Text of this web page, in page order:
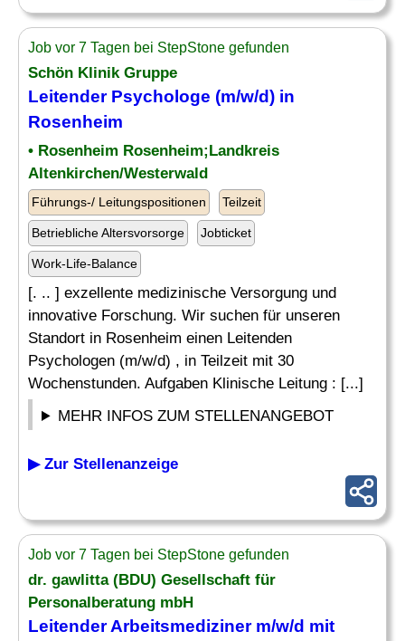
Job vor 7 Tagen bei StepStone gefunden
Schön Klinik Gruppe
LeitenderPsychologe (m/w/d) in
Rosenheim
• Rosenheim Rosenheim;Landkreis
Altenkirchen/Westerwald
Führungs-/ Leitungspositionen Teilzeit
Betriebliche Altersvorsorge Jobticket
Work-Life-Balance
[. .. ] exzellente medizinische Versorgung und
innovative Forschung. Wir suchen für unseren
Standort in Rosenheim einen Leitenden
Psychologen (m/w/d) , in Teilzeit mit 30
Wochenstunden. Aufgaben Klinische Leitung : [...]
MEHR INFOS ZUM STELLENANGEBOT
▶ Zur Stellenanzeige
Job vor 7 Tagen bei StepStone gefunden
dr. gawlitta (BDU) Gesellschaft für
Personalberatung mbH
LeitenderArbeitsmediziner m/w/d mit